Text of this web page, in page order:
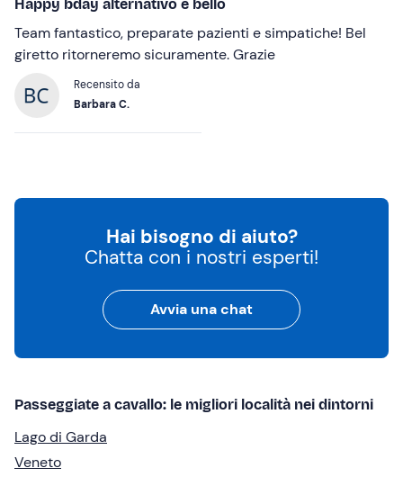
Happy bday alternativo e bello
Team fantastico, preparate pazienti e simpatiche! Bel
giretto ritorneremo sicuramente. Grazie
Recensito da
Barbara C.
Hai bisogno di aiuto?
Chatta con i nostri esperti!
Avvia una chat
Passeggiate a cavallo: le migliori località nei dintorni
Lago di Garda
Veneto